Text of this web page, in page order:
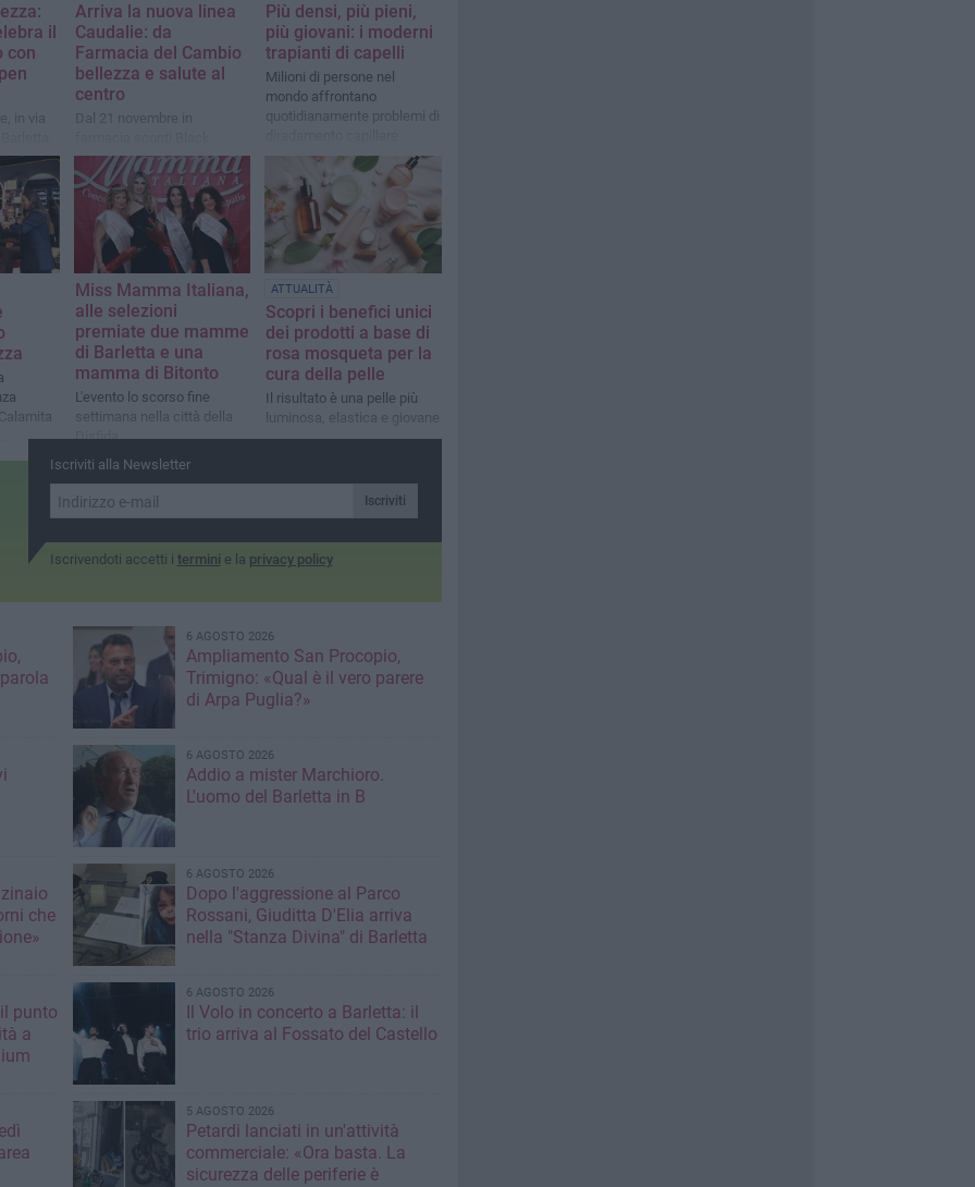
il
con
in via
eventi
Arriva la nuova linea
Caudalie: da
Farmacia del Cambio
bellezza e salute al
centro
Dal 21 novembre in
Friday e consulenze
dedicate per scoprire i
prodotti della marca
francese
Più densi, più pieni,
più giovani: i moderni
trapianti di capelli
Milioni di persone nel
mondo affrontano
quotidianamente problemi di
Miss Mamma Italiana,
alle selezioni
premiate due mamme
di Barletta e una
mamma di Bitonto
L'evento lo scorso fine
settimana nella città della
Disfida
ATTUALITÀ
Scopri i benefici unici
dei prodotti a base di
rosa mosqueta per la
cura della pelle
Il risultato è una pelle più
luminosa, elastica e giovane
Iscriviti alla Newsletter
Iscriviti
Iscrivendoti accetti i termini e la privacy policy
6 AGOSTO 2026
Ampliamento San Procopio,
Trimigno: «Qual è il vero parere
di Arpa Puglia?»
6 AGOSTO 2026
Addio a mister Marchioro.
L'uomo del Barletta in B
che
6 AGOSTO 2026
Dopo l'aggressione al Parco
Rossani, Giuditta D'Elia arriva
nella "Stanza Divina" di Barletta
punto
a
6 AGOSTO 2026
Il Volo in concerto a Barletta: il
trio arriva al Fossato del Castello
5 AGOSTO 2026
Petardi lanciati in un'attività
commerciale: «Ora basta. La
sicurezza delle periferie è